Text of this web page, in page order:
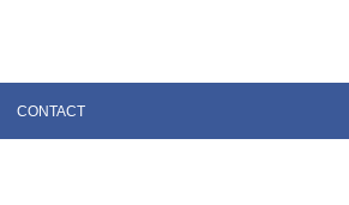
CONTACT